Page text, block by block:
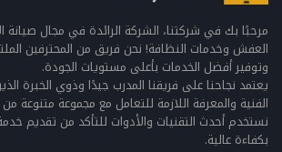
مرحبًا بك في شركتنا، الشركة الرائدة في مجال صيانة
العفش وخدمات النظافة! نحن فريق من المحترفين
وتوفير أفضل الخدمات بأعلى مستويات الجودة.
يعتمد نجاحنا على فريقنا المدرب جيدًا وذوي الخبرة
الفنية والمعرفة اللازمة للتعامل مع مجموعة متنوعة
نستخدم أحدث التقنيات والأدوات للتأكد من تقديم
بكفاءة عالية.